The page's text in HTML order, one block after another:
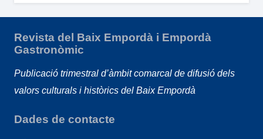
Revista del Baix Empordà i Empordà
Gastronòmic
Publicació trimestral d’àmbit comarcal de difusió dels
valors culturals i històrics del Baix Empordà
Dades de contacte